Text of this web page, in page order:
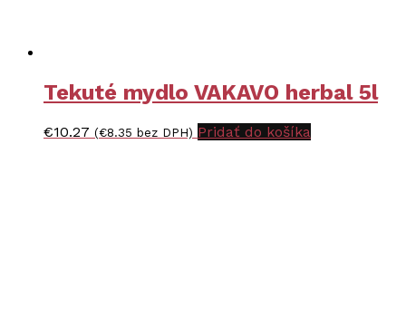
Tekuté mydlo VAKAVO herbal 5l
€10.27 (€8.35 bez DPH) Pridať do košíka